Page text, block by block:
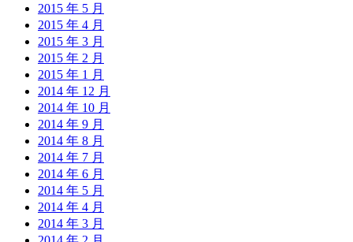
2015 年 5 月
2015 年 4 月
2015 年 3 月
2015 年 2 月
2015 年 1 月
2014 年 12 月
2014 年 10 月
2014 年 9 月
2014 年 8 月
2014 年 7 月
2014 年 6 月
2014 年 5 月
2014 年 4 月
2014 年 3 月